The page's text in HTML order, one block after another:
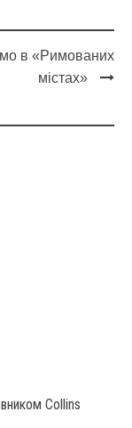
в «Римованих
містах»
Collins